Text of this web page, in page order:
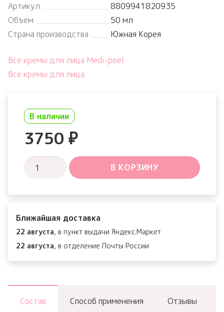
Артикул
8809941820935
Объем
50 мл
Страна производства
Южная Корея
Все кремы для лица Medi-peel
Все кремы для лица
В наличии
3750 ₽
Количество
Layer
Cream
В КОРЗИНУ
Ближайшая доставка
22 августа, в пункт выдачи Яндекс.Маркет
22 августа, в отделение Почты России
Состав Способ применения Отзывы